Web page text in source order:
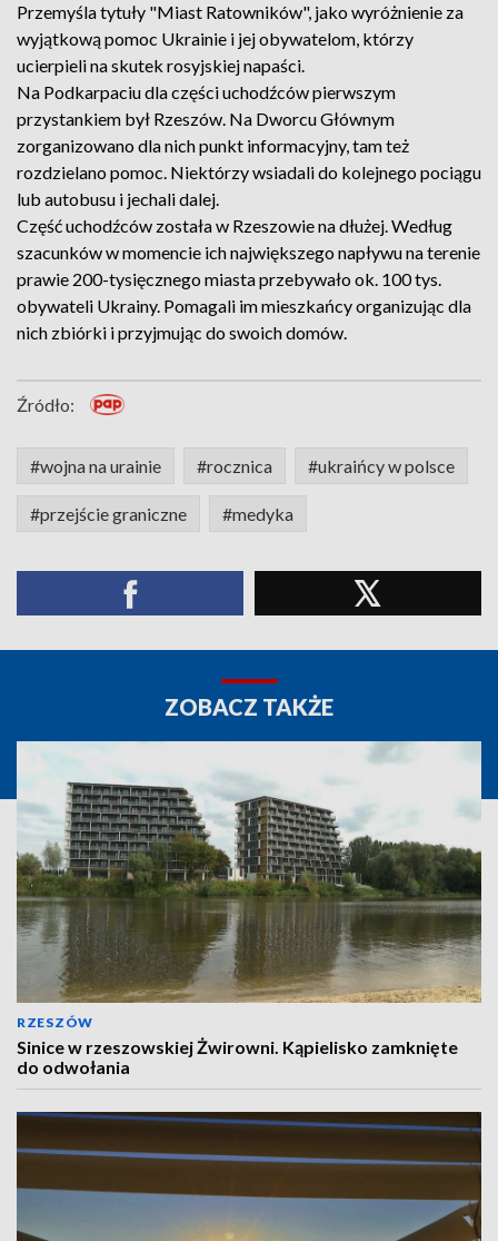
Przemyśla tytuły "Miast Ratowników", jako wyróżnienie za
wyjątkową pomoc Ukrainie i jej obywatelom, którzy
ucierpieli na skutek rosyjskiej napaści.
Na Podkarpaciu dla części uchodźców pierwszym
przystankiem był Rzeszów. Na Dworcu Głównym
zorganizowano dla nich punkt informacyjny, tam też
rozdzielano pomoc. Niektórzy wsiadali do kolejnego pociągu
lub autobusu i jechali dalej.
Część uchodźców została w Rzeszowie na dłużej. Według
szacunków w momencie ich największego napływu na terenie
prawie 200-tysięcznego miasta przebywało ok. 100 tys.
obywateli Ukrainy. Pomagali im mieszkańcy organizując dla
nich zbiórki i przyjmując do swoich domów.
Źródło:
#wojna na urainie #rocznica #ukraińcy w polsce
#przejście graniczne #medyka
ZOBACZ TAKŻE
RZESZÓW
Sinice w rzeszowskiej Żwirowni. Kąpielisko zamknięte
do odwołania